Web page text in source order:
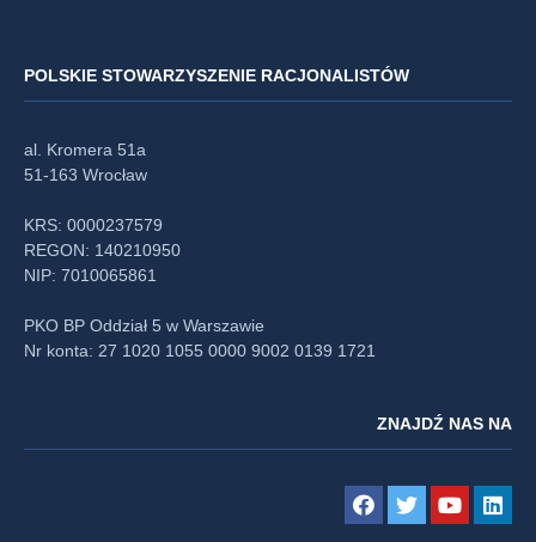
POLSKIE STOWARZYSZENIE RACJONALISTÓW
al. Kromera 51a
51-163 Wrocław
KRS: 0000237579
REGON: 140210950
NIP: 7010065861
PKO BP Oddział 5 w Warszawie
Nr konta: 27 1020 1055 0000 9002 0139 1721
ZNAJDŹ NAS NA